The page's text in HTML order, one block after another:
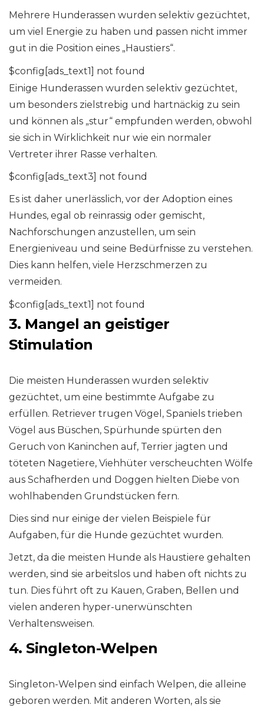
Mehrere Hunderassen wurden selektiv gezüchtet,
um viel Energie zu haben und passen nicht immer
gut in die Position eines „Haustiers“.
$config[ads_text1] not found
Einige Hunderassen wurden selektiv gezüchtet,
um besonders zielstrebig und hartnäckig zu sein
und können als „stur“ empfunden werden, obwohl
sie sich in Wirklichkeit nur wie ein normaler
Vertreter ihrer Rasse verhalten.
$config[ads_text3] not found
Es ist daher unerlässlich, vor der Adoption eines
Hundes, egal ob reinrassig oder gemischt,
Nachforschungen anzustellen, um sein
Energieniveau und seine Bedürfnisse zu verstehen.
Dies kann helfen, viele Herzschmerzen zu
vermeiden.
$config[ads_text1] not found
3. Mangel an geistiger
Stimulation
Die meisten Hunderassen wurden selektiv
gezüchtet, um eine bestimmte Aufgabe zu
erfüllen. Retriever trugen Vögel, Spaniels trieben
Vögel aus Büschen, Spürhunde spürten den
Geruch von Kaninchen auf, Terrier jagten und
töteten Nagetiere, Viehhüter verscheuchten Wölfe
aus Schafherden und Doggen hielten Diebe von
wohlhabenden Grundstücken fern.
Dies sind nur einige der vielen Beispiele für
Aufgaben, für die Hunde gezüchtet wurden.
Jetzt, da die meisten Hunde als Haustiere gehalten
werden, sind sie arbeitslos und haben oft nichts zu
tun. Dies führt oft zu Kauen, Graben, Bellen und
vielen anderen hyper-unerwünschten
Verhaltensweisen.
4. Singleton-Welpen
Singleton-Welpen sind einfach Welpen, die alleine
geboren werden. Mit anderen Worten, als sie